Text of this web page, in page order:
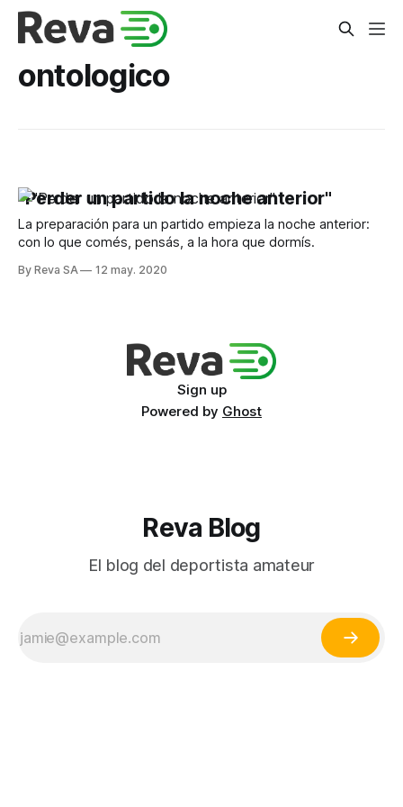
ontologico
"Perder un partido la noche anterior"
La preparación para un partido empieza la noche anterior:
con lo que comés, pensás, a la hora que dormís.
By Reva SA 12 may. 2020
Sign up
Powered by Ghost
Reva Blog
El blog del deportista amateur